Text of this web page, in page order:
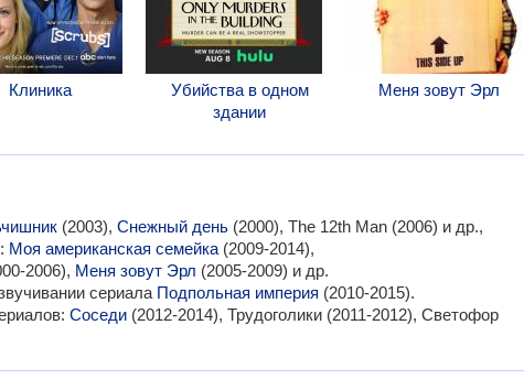
Клиника
Убийства в одном
здании
Меня зовут Эрл
(2003), Снежный день(2000), The 12th Man (2006) и др.,
Моя американская семейка(2009-2014),
2006), Меня зовут Эрл (2005-2009) и др.
сериала Подпольная империя (2010-2015).
Соседи(2012-2014), Трудоголики (2011-2012), Светофор